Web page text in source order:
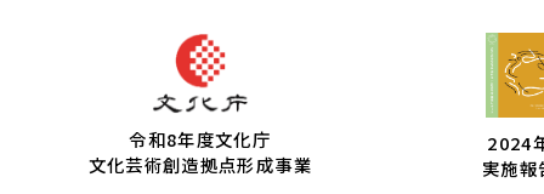
令和8年度文化庁
文化芸術創造拠点形成事業
2024
実施報